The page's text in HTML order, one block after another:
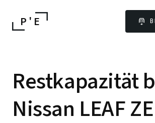
P ' E
Restkapazität
Nissan LEAF